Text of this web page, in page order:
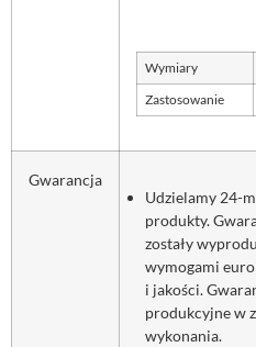
Wymiary
Zastosowanie
Gwarancja
Udzielamy 24-
produkty.
zostały
wymogami
i jakości.
produkcyjne w
wykonania.